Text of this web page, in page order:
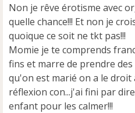
s
a
g
e
n
o
n
l
u
Non je rêve érotisme avec
quelle chance!!! Et non je
quoique ce soit ne tkt pas!!!
Momie je te comprends
fins et marre de prendre
qu'on est marié on a le droit
réflexion con...j'ai fini par
enfant pour les calmer!!!